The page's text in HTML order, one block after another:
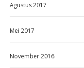
Agustus 2017
Mei 2017
November 2016